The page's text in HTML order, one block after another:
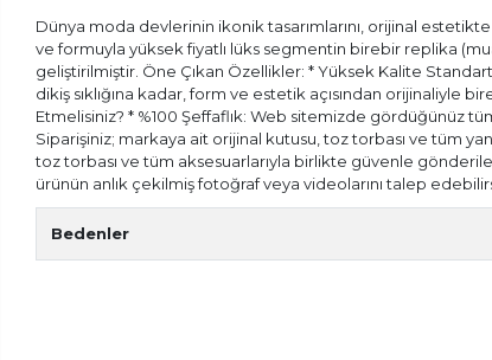
Dünya moda devlerinin ikonik tasarımlarını, orijinal
ve formuyla yüksek fiyatlı lüks segmentin birebir replika
geliştirilmiştir. Öne Çıkan Özellikler: * Yüksek Kalite
dikiş sıklığına kadar, form ve estetik açısından orijinaliyle
Etmelisiniz? * %100 Şeffaflık: Web sitemizde gördüğünüz
Siparişiniz; markaya ait orijinal kutusu, toz torbası ve tüm
toz torbası ve tüm aksesuarlarıyla birlikte güvenle
ürünün anlık çekilmiş fotoğraf veya videolarını talep
Bedenler